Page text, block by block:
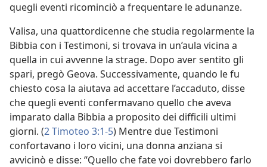
quegli eventi ricominciò a frequentare le adunanze.
Valisa, una quattordicenne che studia regolarmente la
Bibbia con i Testimoni, si trovava in un’aula vicina a
quella in cui avvenne la strage. Dopo aver sentito gli
spari, pregò Geova. Successivamente, quando le fu
chiesto cosa la aiutava ad accettare l’accaduto, disse
che quegli eventi confermavano quello che aveva
imparato dalla Bibbia a proposito dei difficili ultimi
giorni. (2 Timoteo 3:1-5) Mentre due Testimoni
confortavano i loro vicini, una donna anziana si
avvicinò e disse: “Quello che fate voi dovrebbero farlo